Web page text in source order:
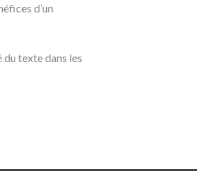
d’un
texte dans les